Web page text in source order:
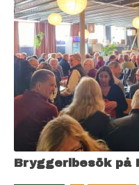
Bryggeribesök på